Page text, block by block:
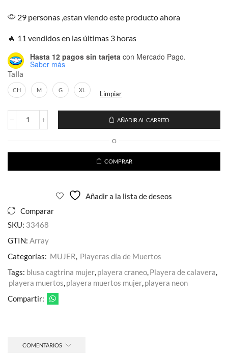
29 personas ,estan viendo este producto ahora
🔥 11 vendidos en las últimas 3 horas
Hasta 12 pagos sin tarjeta con Mercado Pago.
Saber más
Talla
CH M G XL Limpiar
Playera
Mujer
AÑADIR AL CARRITO
O
COMPRAR
Añadir a la lista de deseos
Comparar
SKU: 33468
GTIN: Array
Categorías: MUJER, Playeras día de Muertos
Tags: blusa cagtrina mujer,playera craneo,Playera de calavera,
playera muertos,playera muertos mujer,playera neon
Compartir:
COMENTARIOS